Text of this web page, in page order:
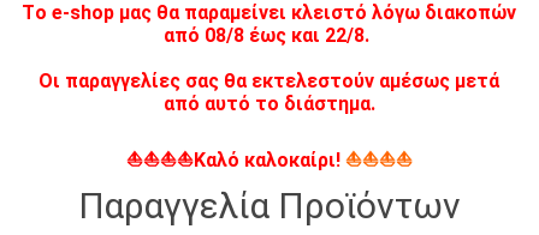
Tο e-shop μας θα παραμείνει κλειστό λόγω διακοπών
από 08/8 έως και 22/8.
Οι παραγγελίες σας θα εκτελεστούν αμέσως μετά
από αυτό το διάστημα.
⛵⛵⛵⛵Καλό καλοκαίρι! ⛵⛵⛵⛵
Παραγγελία Προϊόντων